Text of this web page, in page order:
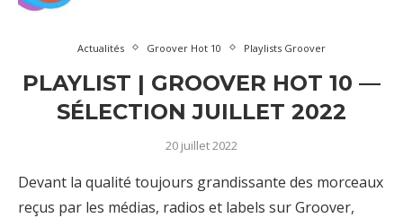
Actualités Groover Hot 10 Playlists Groover
PLAYLIST | GROOVER HOT 10 —
SÉLECTION JUILLET 2022
20 juillet 2022
Devant la qualité toujours grandissante des morceaux
reçus par les médias, radios et labels sur Groover,